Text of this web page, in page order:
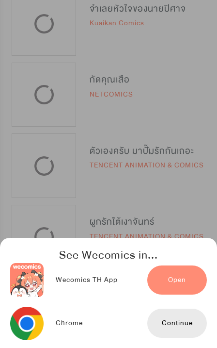
See Wecomics in...
Wecomics TH App Open
Chrome Continue
จำเลยหัวใจของนายปิศาจ
Kuaikan Comics
กัดคุณเสือ
NETCOMICS
ตัวเองครับ มาปั๊มรักกันเถอะ
TENCENT ANIMATION & COMICS
ผูกรักใต้เงาจันทร์
TENCENT ANIMATION & COMICS
ความฝันของอัศวิน